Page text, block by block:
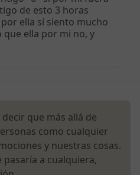
de esto 3 horas
ella sí siento mucho
ella por mi no, y
que más allá de
como cualquier
y nuestras cosas.
a cualquiera,